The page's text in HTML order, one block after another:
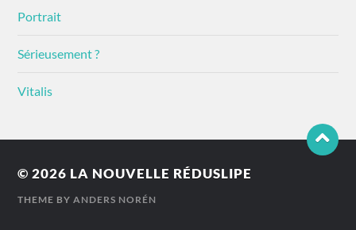
Portrait
Sérieusement ?
Vitalis
© 2026 LA NOUVELLE RÉDUSLIPE
THEME BYANDERS NORÉN